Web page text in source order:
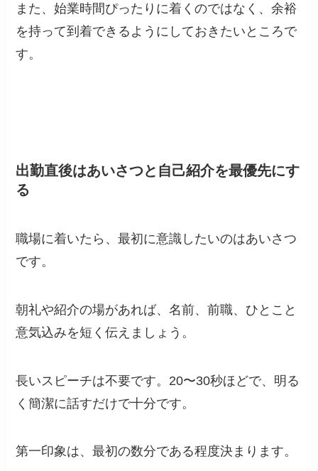
また、始業時間ぴったりに着くのではなく、余裕
を持って到着できるようにしておきたいところで
す。
出勤直後はあいさつと自己紹介を最優先にす
る
職場に着いたら、最初に意識したいのはあいさつ
です。
朝礼や紹介の場があれば、名前、前職、ひとこと
意気込みを短く伝えましょう。
長いスピーチは不要です。20〜30秒ほどで、明る
く簡潔に話すだけで十分です。
第一印象は、最初の数分である程度決まります。